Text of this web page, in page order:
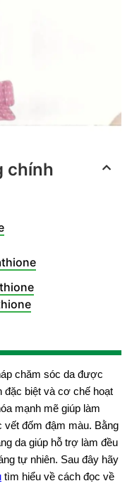
chính
chăm sóc da được
đặc biệt và cơ chế hoạt
mạnh mẽ giúp làm
vết đốm đậm màu. Bằng
da giúp hỗ trợ làm đều
tự nhiên. Sau đây hãy
tìm hiểu về cách đọc về